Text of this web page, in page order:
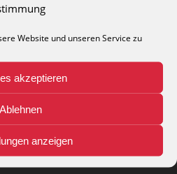
Website und unseren Service zu
akzeptieren
Ablehnen
anzeigen